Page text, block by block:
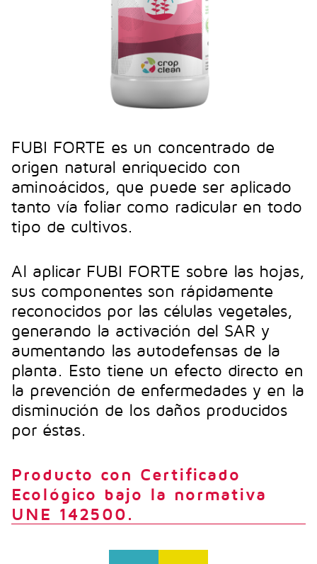
FUBI FORTE es un concentrado de
origen natural enriquecido con
aminoácidos, que puede ser aplicado
tanto vía foliar como radicular en todo
tipo de cultivos.
Al aplicar FUBI FORTE sobre las hojas,
sus componentes son rápidamente
reconocidos por las células vegetales,
generando la activación del SAR y
aumentando las autodefensas de la
planta. Esto tiene un efecto directo en
la prevención de enfermedades y en la
disminución de los daños producidos
por éstas.
Producto con Certificado
Ecológico bajo la normativa
UNE 142500.